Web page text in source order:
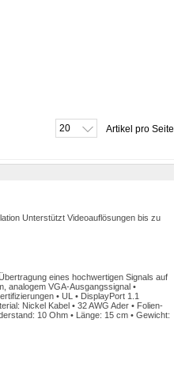
20
Artikel pro Seite
Unterstützt Videoauflösungen bis zu
eines hochwertigen Signals auf
analogem VGA-Ausgangssignal •
• UL • DisplayPort 1.1
Nickel Kabel • 32 AWG Ader • Folien-
10 Ohm • Länge: 15 cm • Gewicht: